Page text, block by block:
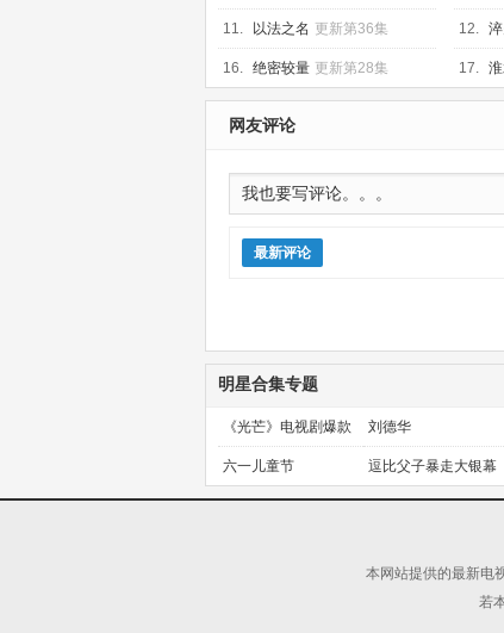
11. 以法之名 更新第36集 12.
16. 绝密较量 更新第28集 17.
网友评论
最新评论
明星合集专题
《光芒》电视剧爆款
预定！
刘德华
六一儿童节 逗比父子暴走大银幕
本网站提供的最新电
若